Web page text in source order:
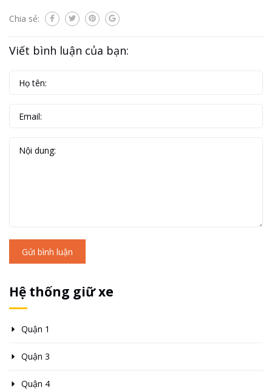
Chia sẻ:
Viết bình luận của bạn:
Gửi bình luận
Hệ thống giữ xe
Quận 1
Quận 3
Quận 4